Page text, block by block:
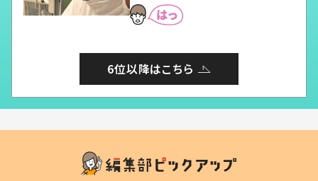
6位以降はこちら